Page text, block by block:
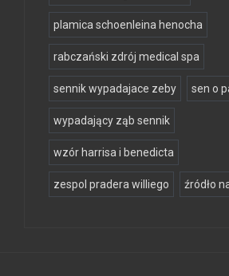
plamica schoenleina henocha
rabczański zdrój medical spa
sennik wypadajace zeby sen o
wypadający ząb sennik
wzór harrisa i benedicta
zespol pradera williego źródło